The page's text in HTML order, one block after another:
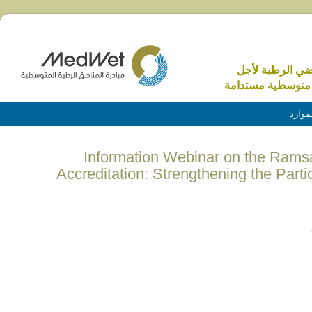
الرطبة لأجل
مستدامة
(English) Information Webinar on the
Accreditation: Strengthening the
.